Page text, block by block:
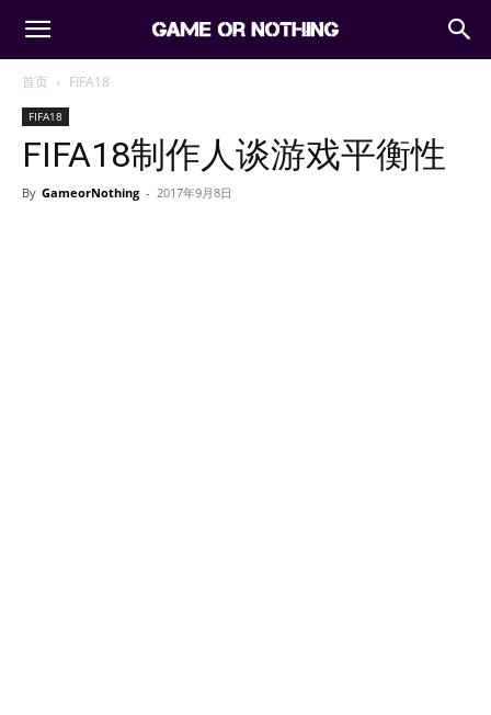
首页 FIFA18
FIFA18
FIFA18制作人谈游戏平衡性
By GameorNothing - 2017年9月8日